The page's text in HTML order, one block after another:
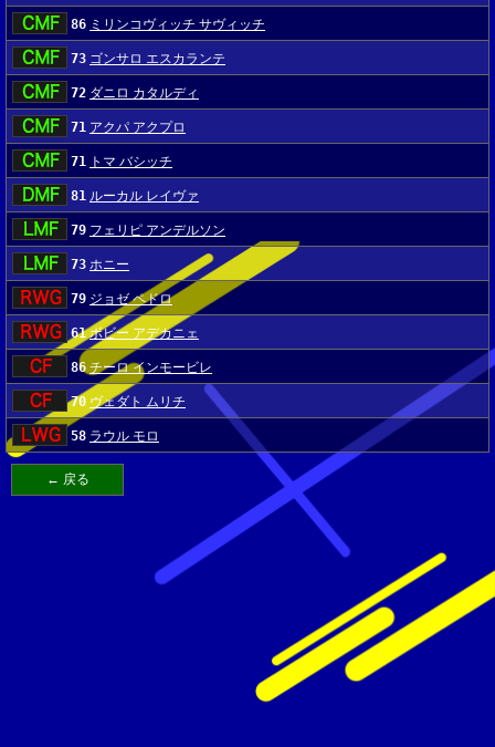
86 ミリンコヴィッチ サヴィッチ
73 ゴンサロ エスカランテ
72 ダニロ カタルディ
71 アクパ アクプロ
71 トマ バシッチ
81 ルーカル レイヴァ
79 フェリピ アンデルソン
73 ホニー
79 ジョゼ ペドロ
61 ボビー アデカニェ
86 チーロ インモービレ
70 ヴェダト ムリチ
58 ラウル モロ
← 戻る